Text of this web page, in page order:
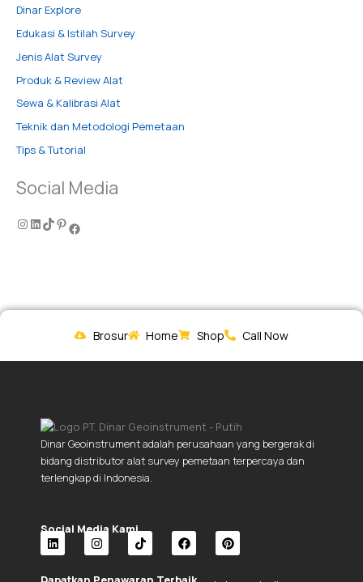
Dinar Explore
Edukasi & Istilah Survey
Jenis Alat Survey
Produk & Review Alat
Sewa & Kalibrasi Alat
Teknik dan Metodologi Pemetaan
Tips & Tutorial
Social Media
Brosur Home Shop Call Now
Dinar Geoinstrument adalah perusahaan yang bergerak di
bidang distributor alat survey pemetaan terpercaya dan
terlengkap di Indonesia.
Social Media Kami.
L I
n
T F
a
P